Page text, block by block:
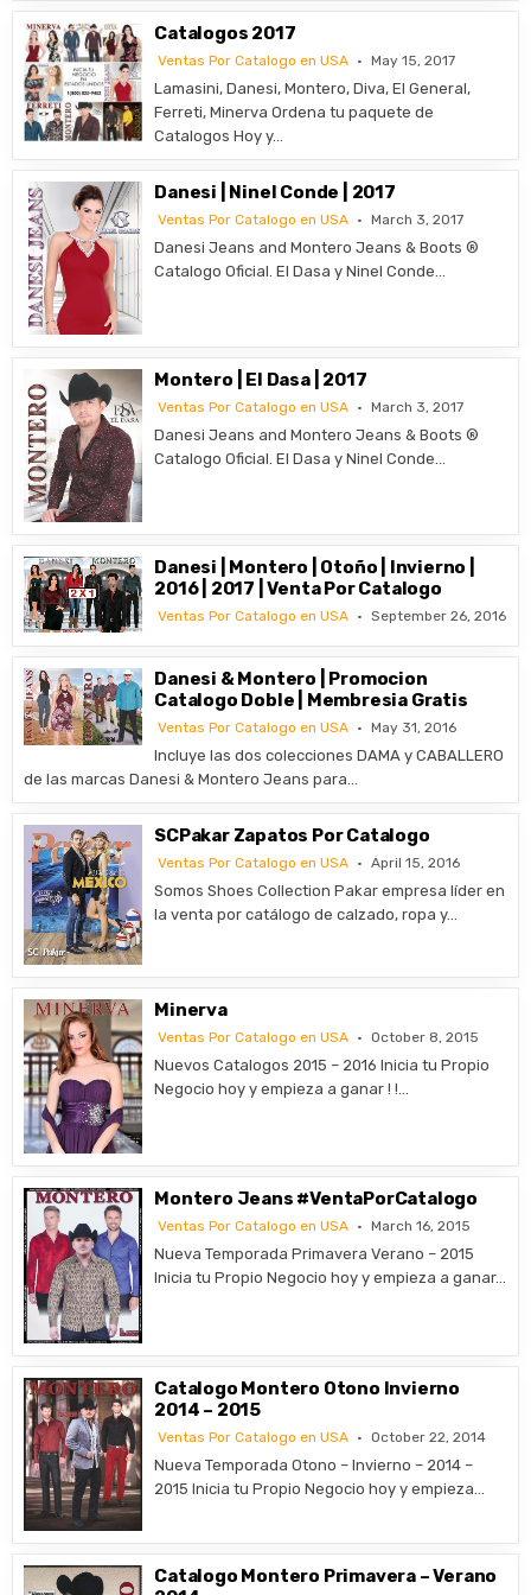
Catalogos 2017
Ventas Por Catalogo en USA May 15, 2017
Lamasini, Danesi, Montero, Diva, El General,
Ferreti, Minerva Ordena tu paquete de
Catalogos Hoy y…
Danesi | Ninel Conde | 2017
Ventas Por Catalogo en USA March 3, 2017
Danesi Jeans and Montero Jeans & Boots ®
Catalogo Oficial. El Dasa y Ninel Conde…
Montero | El Dasa | 2017
Ventas Por Catalogo en USA March 3, 2017
Danesi Jeans and Montero Jeans & Boots ®
Catalogo Oficial. El Dasa y Ninel Conde…
Danesi | Montero | Otoño | Invierno |
2016 | 2017 | Venta Por Catalogo
Ventas Por Catalogo en USA September 26, 2016
Danesi & Montero | Promocion
Catalogo Doble | Membresia Gratis
Ventas Por Catalogo en USA May 31, 2016
Incluye las dos colecciones DAMA y CABALLERO
de las marcas Danesi & Montero Jeans para…
SCPakar Zapatos Por Catalogo
Ventas Por Catalogo en USA April 15, 2016
Somos Shoes Collection Pakar empresa líder en
la venta por catálogo de calzado, ropa y…
Minerva
Ventas Por Catalogo en USA October 8, 2015
Nuevos Catalogos 2015 – 2016 Inicia tu Propio
Negocio hoy y empieza a ganar ! !…
Montero Jeans #VentaPorCatalogo
Ventas Por Catalogo en USA March 16, 2015
Nueva Temporada Primavera Verano – 2015
Inicia tu Propio Negocio hoy y empieza a ganar…
Catalogo Montero Otono Invierno
2014 – 2015
Ventas Por Catalogo en USA October 22, 2014
Nueva Temporada Otono – Invierno – 2014 –
2015 Inicia tu Propio Negocio hoy y empieza…
Catalogo Montero Primavera – Verano